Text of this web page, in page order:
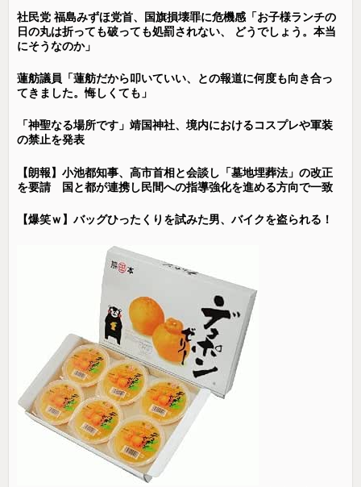
社民党 福島みずほ党首、国旗損壊罪に危機感「お子様ランチの
日の丸は折っても破っても処罰されない、 どうでしょう。本当
にそうなのか」
蓮舫議員「蓮舫だから叩いていい、との報道に何度も向き合っ
てきました。悔しくても」
「神聖なる場所です」靖国神社、境内におけるコスプレや軍装
の禁止を発表
【朗報】小池都知事、高市首相と会談し「墓地埋葬法」の改正
を要請 国と都が連携し民間への指導強化を進める方向で一致
【爆笑ｗ】バッグひったくりを試みた男、バイクを盗られる！